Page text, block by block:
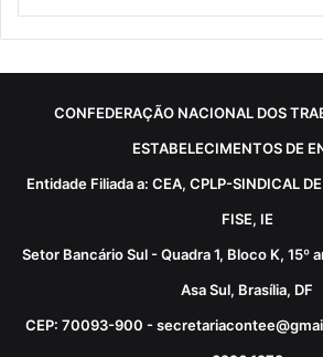
CONFEDERAÇÃO NACIONAL DOS
ESTABELECIMENTOS DE
Entidade Filiada a: CEA, CPLP-SINDICAL
FISE, IE
Setor Bancário Sul - Quadra 1, Bloco K, 15º
Asa Sul, Brasília, DF
CEP: 70093-900 -